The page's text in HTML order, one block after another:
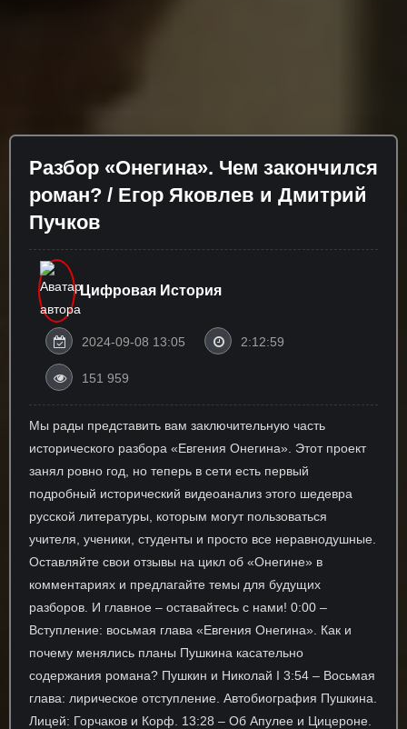
Разбор «Онегина». Чем закончился
роман? / Егор Яковлев и Дмитрий
Пучков
Цифровая История
2024-09-08 13:05 2:12:59
151 959
Мы рады представить вам заключительную часть
исторического разбора «Евгения Онегина». Этот проект
занял ровно год, но теперь в сети есть первый
подробный исторический видеоанализ этого шедевра
русской литературы, которым могут пользоваться
учителя, ученики, студенты и просто все неравнодушные.
Оставляйте свои отзывы на цикл об «Онегине» в
комментариях и предлагайте темы для будущих
разборов. И главное – оставайтесь с нами! 0:00 –
Вступление: восьмая глава «Евгения Онегина». Как и
почему менялись планы Пушкина касательно
содержания романа? Пушкин и Николай I 3:54 – Восьмая
глава: лирическое отступление. Автобиография Пушкина.
Лицей: Горчаков и Корф. 13:28 – Об Апулее и Цицероне.